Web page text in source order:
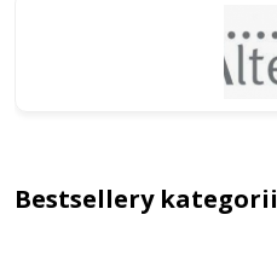
Bestsellery kategorii